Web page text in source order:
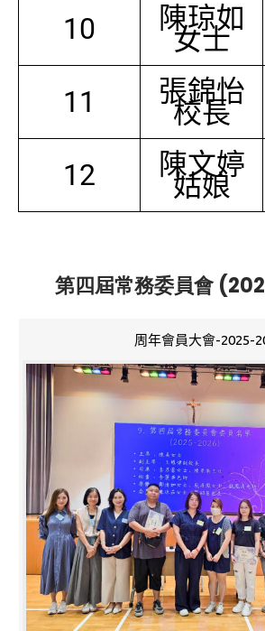
10 陳琼如
女士
11 張錦怡
校長
12 陳文婷
姑娘
第四屆常務委員會
周年會員大會-2025-